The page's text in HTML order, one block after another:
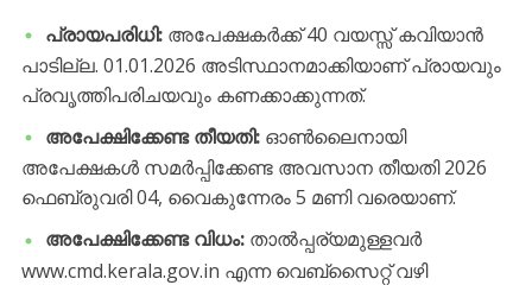
പ്രായപരിധി:അപേക്ഷകർക്ക് 40 വയസ്സ് കവിയാൻ
പാടില്ല. 01.01.2026 അടിസ്ഥാനമാക്കിയാണ് പ്രായവും
പ്രവൃത്തിപരിചയവും കണക്കാക്കുന്നത്.
അപേക്ഷിക്കേണ്ട തീയതി:ഓൺലൈനായി
അപേക്ഷകൾ സമർപ്പിക്കേണ്ട അവസാന തീയതി 2026
ഫെബ്രുവരി 04, വൈകുന്നേരം 5 മണി വരെയാണ്.
അപേക്ഷിക്കേണ്ട വിധം:താൽപ്പര്യമുള്ളവർ
www.cmd.kerala.gov.in എന്ന വെബ്സൈറ്റ് വഴി